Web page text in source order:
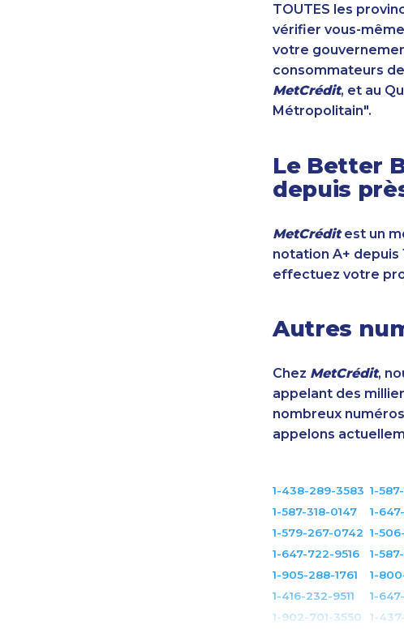
TOUTES les
vérifier vous-
votre
consommateurs
MetCrédit, et au
Métropolitain".
Le Better
depuis
MetCréditest un
notation A+ depuis
effectuez votre
Autres
Chez MetCrédit,
appelant des
nombreux
appelons
1-438-289-3583 1-
1-587-318-0147
1-
1-579-267-0742 1-
1-647-722-9516
1-
1-905-288-1761
1-
1-416-232-9511
1-
1-902-701-3550
1-